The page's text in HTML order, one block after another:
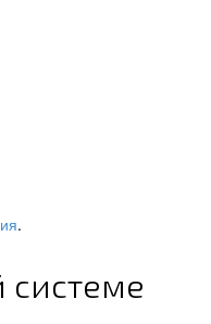
.
системе